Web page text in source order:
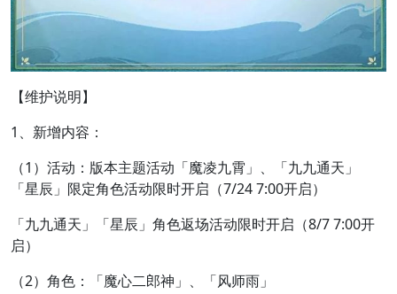
【维护说明】
1、新增内容：
（1）活动：版本主题活动「魔凌九霄」、「九九通天」
「星辰」限定角色活动限时开启（7/24 7:00开启）
「九九通天」「星辰」角色返场活动限时开启（8/7 7:00开
启）
（2）角色：「魔心二郎神」、「风师雨」